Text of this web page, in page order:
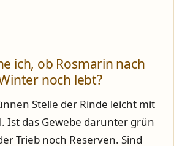
ich, ob Rosmarin nach
noch lebt?
Stelle der Rinde leicht mit
Ist das Gewebe darunter grün
Trieb noch Reserven. Sind